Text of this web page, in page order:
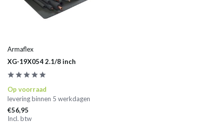
Armaflex
XG-19X054 2.1/8 inch
Op voorraad
levering binnen 5 werkdagen
€56,95
Incl. btw